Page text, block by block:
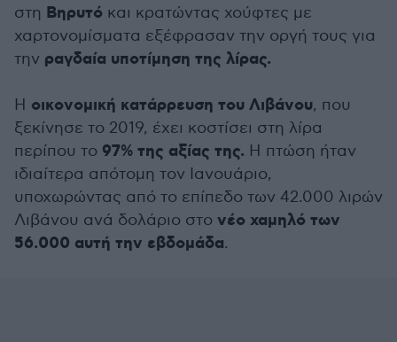
στη Βηρυτό και κρατώντας χούφτες με
χαρτονομίσματα εξέφρασαν την οργή τους για
την ραγδαία υποτίμηση της λίρας.
Η οικονομική κατάρρευση του Λιβάνου, που
ξεκίνησε το 2019, έχει κοστίσει στη λίρα
περίπου το 97% της αξίας της. Η πτώση ήταν
ιδιαίτερα απότομη τον Ιανουάριο,
υποχωρώντας από το επίπεδο των 42.000 λιρών
Λιβάνου ανά δολάριο στο νέο χαμηλό των
56.000 αυτή την εβδομάδα.